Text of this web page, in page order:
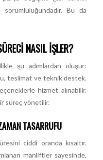
sorumluluğundadır. Bu da
NASIL İŞLER?
şu adımlardan oluşur:
teslimat ve teknik destek.
hizmet alınabilir.
süreç yönetilir.
TASARRUFU
ciddi oranda kısaltır.
manliftler sayesinde,